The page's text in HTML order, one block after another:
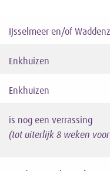
IJsselmeer en/of
Enkhuizen
Enkhuizen
is nog een verrassing
(tot uiterlijk 8 weken